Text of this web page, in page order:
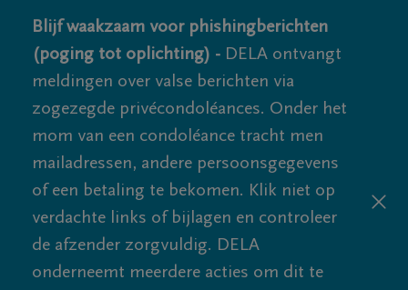
Blijf waakzaam voor phishingberichten
(poging tot oplichting) - DELA ontvangt
meldingen over valse berichten via
zogezegde privécondoléances. Onder het
mom van een condoléance tracht men
mailadressen, andere persoonsgegevens
of een betaling te bekomen. Klik niet op
verdachte links of bijlagen en controleer
de afzender zorgvuldig. DELA
onderneemt meerdere acties om dit te